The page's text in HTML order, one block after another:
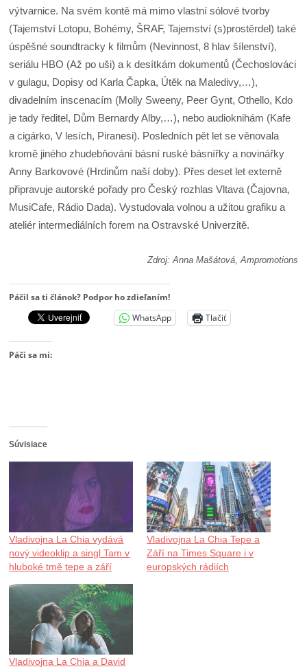
výtvarnice. Na svém kontě má mimo vlastní sólové tvorby
(Tajemství Lotopu, Bohémy, ŠRAF, Tajemství (s)prostěrdel) také
úspěšné soundtracky k filmům (Nevinnost, 8 hlav šílenství),
seriálu HBO (Až po uši) a k desítkám dokumentů (Čechoslováci
v gulagu, Dopisy od Karla Čapka, Útěk na Maledivy,…),
divadelním inscenacím (Molly Sweeny, Peer Gynt, Othello, Kdo
je tady ředitel, Dům Bernardy Alby,…), nebo audioknihám (Kafe
a cigárko, V lesích, Piranesi). Posledních pět let se věnovala
kromě jiného zhudebňování básní ruské básnířky a novinářky
Anny Barkovové (Hrdinům naší doby). Přes deset let externě
připravuje autorské pořady pro Český rozhlas Vltava (Čajovna,
MusiCafe, Rádio Dada). Vystudovala volnou a užitou grafiku a
ateliér intermediálních forem na Ostravské Univerzitě.
Zdroj: Anna Mašátová, Ampromotions
Páčil sa ti článok? Podpor ho zdieľaním!
WhatsApp
Tlačiť
Páči sa mi:
Súvisiace
Vladivojna La Chia vydává
nový videoklip a singl Tam v
hluboké tmě tepe a září
Vladivojna La Chia Tepe a
Září na Times Square i v
europských rádiích
Vladivojna La Chia a David